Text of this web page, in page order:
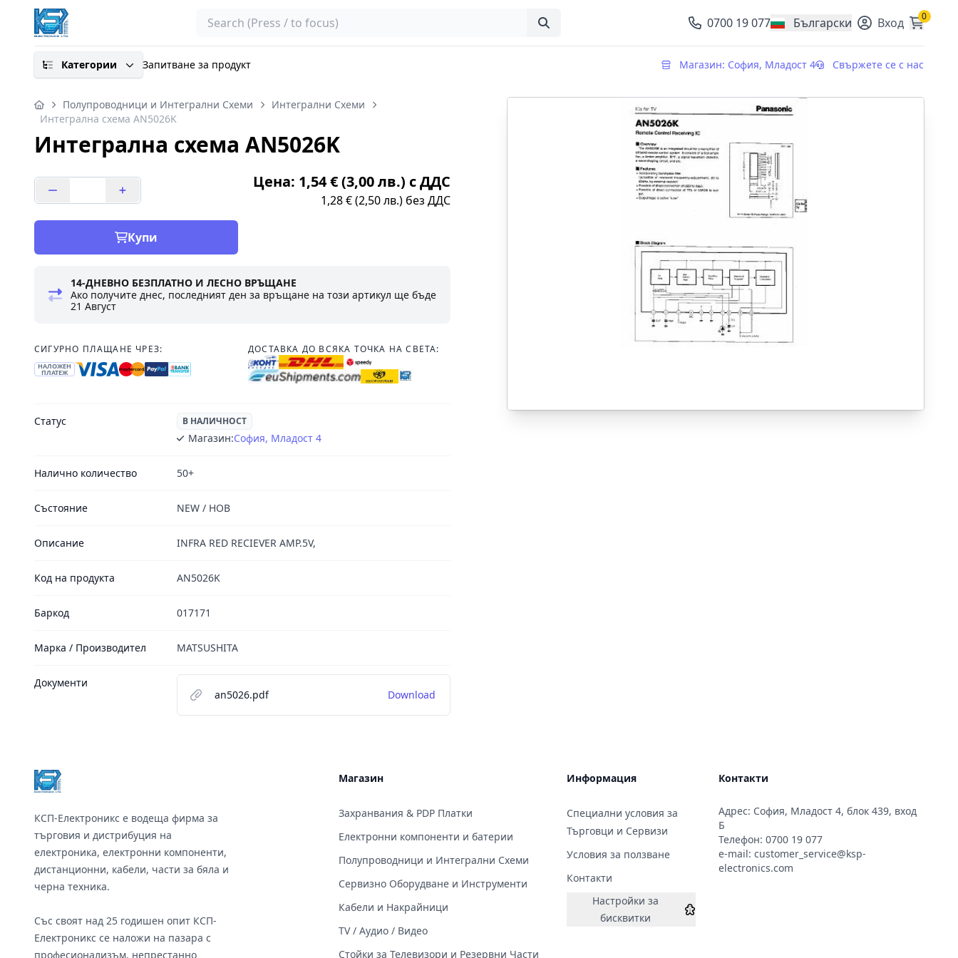
Search 0700 19 077 Български
, change currency Вход 0
Категории Запитване за продукт Магазин: София, Младост 4 Свържете се с нас
Полупроводници и Интегрални Схеми
Интегрални Схеми
Интегрална схема AN5026K
Интегрална схема AN5026K
Цена: 1,54 € (3,00 лв.) с ДДС
1,28 € (2,50 лв.) без ДДС
Купи
14-ДНЕВНО БЕЗПЛАТНО И ЛЕСНО ВРЪЩАНЕ
Ако получите днес, последният ден за връщане на този артикул ще бъде
21 Август
СИГУРНО ПЛАЩАНЕ ЧРЕЗ:
НАЛОЖЕН
ПЛАТЕЖ
ДОСТАВКА ДО ВСЯКА ТОЧКА НА СВЕТА:
Статус В НАЛИЧНОСТ
Магазин:София, Младост 4
Налично количество 50+
Състояние NEW / НОВ
Описание INFRA RED RECIEVER AMP.5V,
Код на продукта AN5026K
Баркод 017171
Марка / Производител MATSUSHITA
Документи
an5026.pdf
Download
КСП-Електроникс е водеща фирма за
търговия и дистрибуция на
електроника, електронни компоненти,
дистанционни, кабели, части за бяла и
черна техника.
Със своят над 25 годишен опит КСП-
Електроникс се наложи на пазара с
професионализъм, непрестанно
Магазин
Захранвания & PDP Платки
Електронни компоненти и батерии
Полупроводници и Интегрални Схеми
Сервизно Оборудване и Инструменти
Кабели и Накрайници
TV / Аудио / Видео
Стойки за Телевизори и Резервни Части
Информация
Специални условия за
Търговци и Сервизи
Условия за ползване
Контакти
Настройки за
бисквитки
Контакти
Адрес: София, Младост 4, блок 439, вход
Б
Телефон: 0700 19 077
e-mail: customer_service@ksp-
electronics.com